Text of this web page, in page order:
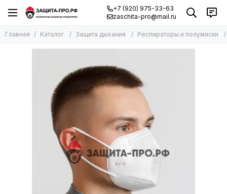
+7 (920) 975-33-63
zaschita-pro@mail.ru
Главная Каталог Защита дыхания Респираторы и полумаски